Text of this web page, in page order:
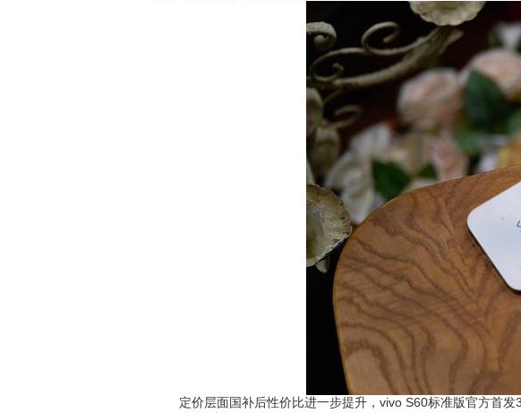
定价层面国补后性价比进一步提升，vivo S60标准版官方首发